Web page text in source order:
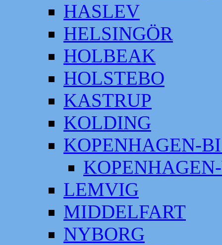
HASLEV
HELSINGÖR
HOLBEAK
HOLSTEBO
KASTRUP
KOLDING
KOPENHAGEN-
LEMVIG
MIDDELFART
NYBORG